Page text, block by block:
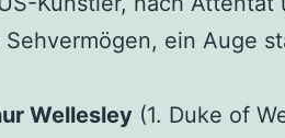
ein Auge
Wellesley (1. Duke of